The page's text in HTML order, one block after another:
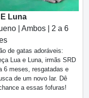
Luna
| Ambos | 2 a 6
de gatas adoráveis:
Lua e Luna, irmãs SRD
6 meses, resgatadas e
de um novo lar. Dê
a essas fofuras!